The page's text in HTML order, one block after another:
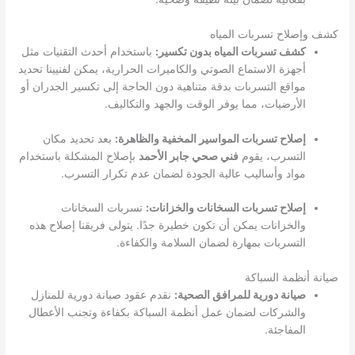
كشف وإصلاح تسربات المياه
كشف تسربات المياه بدون تكسير: باستخدام أحدث التقنيات مثل
أجهزة الاستماع الصوتي والكاميرات الحرارية، يمكن لفنيينا تحديد
مواقع التسربات بدقة متناهية دون الحاجة إلى تكسير الجدران أو
الأرضيات، مما يوفر الوقت والجهد والتكاليف.
إصلاح تسربات المواسير المخفية والظاهرة: بعد تحديد مكان
التسرب، يقومفني صحي جابر الأحمد بإصلاح المشكلة باستخدام
مواد وأساليب عالية الجودة لضمان عدم تكرار التسرب.
إصلاح تسربات السخانات والخزانات: تسربات السخانات
والخزانات يمكن أن تكون خطيرة جدًا. يتولى فريقنا إصلاح هذه
التسربات بمهارة لضمان السلامة والكفاءة.
صيانة أنظمة السباكة
صيانة دورية للمرافق الصحية: نقدم عقود صيانة دورية للمنازل
والشركات لضمان عمل أنظمة السباكة بكفاءة وتجنب الأعطال
المفاجئة.